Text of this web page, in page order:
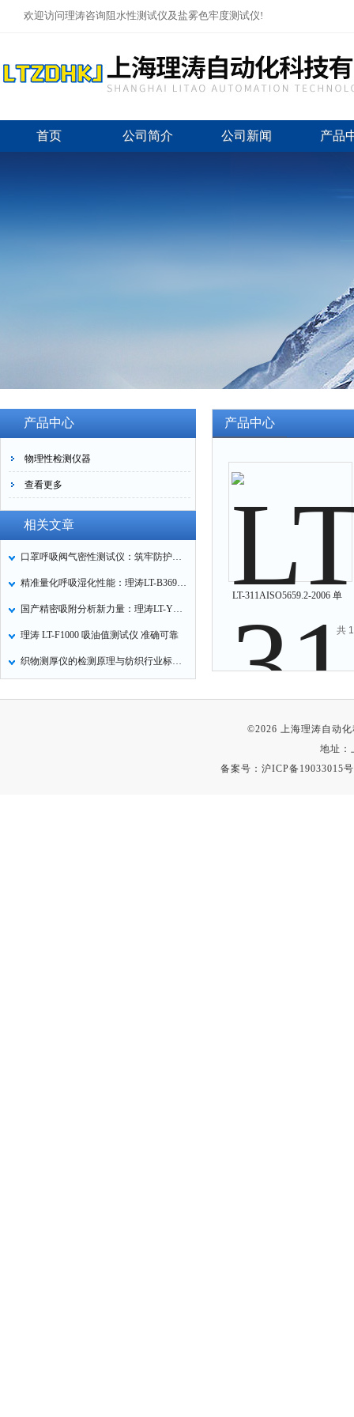
欢迎访问理涛咨询阻水性测试仪及盐雾色牢度测试仪!
首页 公司简介 公司新闻 产品
产品中心
物理性检测仪器
查看更多
相关文章
口罩呼吸阀气密性测试仪：筑牢防护口罩的质量关卡
精准量化呼吸湿化性能：理涛LT-B369湿化器数据采集装置技术解析
国产精密吸附分析新力量：理涛LT-Y019A全自动高压吸附仪的性能与应用解析
理涛 LT-F1000 吸油值测试仪 准确可靠
织物测厚仪的检测原理与纺织行业标准化应用
产品中心
LT-311AISO5659.2-2006 单
共
©2026 上海理涛自动
地址：
备案号： 沪ICP备19033015